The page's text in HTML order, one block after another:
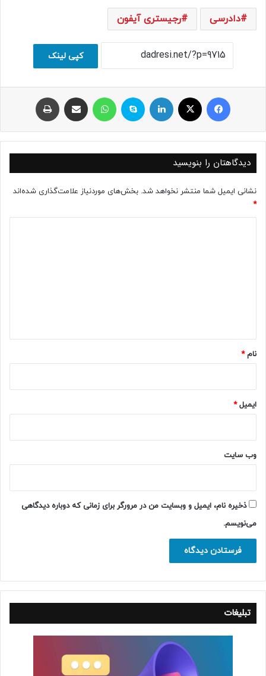
دادرسی رجیستری آیفون
کپی لینک
فیسبوک ایکس لینکداین اسکایپ واتس آپ اشتراک با ایمیل
دیدگاهتان را بنویسید
نشانی ایمیل شما منتشر نخواهد شد. بخش‌های موردنیاز علامت‌گذاری شده‌اند
*
نام*
ایمیل*
وب‌ سایت
ذخیره نام، ایمیل و وبسایت من در مرورگر برای زمانی که دوباره دیدگاهی
می‌نویسم.
تبلیغات